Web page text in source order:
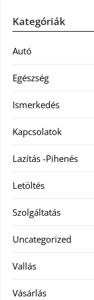
Kategóriák
Autó
Egészség
Ismerkedés
Kapcsolatok
Lazítás -Pihenés
Letöltés
Szolgáltatás
Uncategorized
Vallás
Vásárlás